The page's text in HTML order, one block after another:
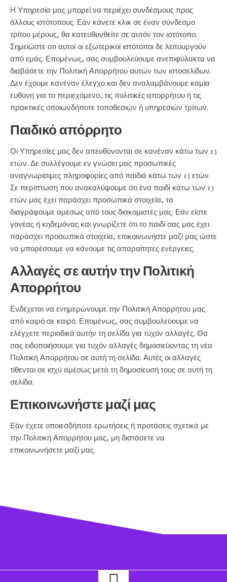
Η Υπηρεσία μας μπορεί να περιέχει συνδέσμους προς
άλλους ιστότοπους. Εάν κάνετε κλικ σε έναν σύνδεσμο
τρίτου μέρους, θα κατευθυνθείτε σε αυτόν τον ιστότοπο.
Σημειώστε ότι αυτοί οι εξωτερικοί ιστότοποι δε λειτουργούν
από εμάς. Επομένως, σας συμβουλεύουμε ανεπιφύλακτα να
διαβάσετε την Πολιτική Απορρήτου αυτών των ιστοσελίδων.
Δεν έχουμε κανέναν έλεγχο και δεν αναλαμβάνουμε καμία
ευθύνη για το περιεχόμενο, τις πολιτικές απορρήτου ή τις
πρακτικές οποιωνδήποτε τοποθεσιών ή υπηρεσιών τρίτων.
Παιδικό απόρρητο
Οι Υπηρεσίες μας δεν απευθύνονται σε κανέναν κάτω των 13
ετών. Δε συλλέγουμε εν γνώσει μας προσωπικές
αναγνωρίσιμες πληροφορίες από παιδιά κάτω των 13 ετών.
Σε περίπτωση που ανακαλύψουμε ότι ένα παιδί κάτω των 13
ετών μας έχει παράσχει προσωπικά στοιχεία, τα
διαγράφουμε αμέσως από τους διακομιστές μας. Εάν είστε
γονέας ή κηδεμόνας και γνωρίζετε ότι το παιδί σας μας έχει
παράσχει προσωπικά στοιχεία, επικοινωνήστε μαζί μας ώστε
να μπορέσουμε να κάνουμε τις απαραίτητες ενέργειες.
Αλλαγές σε αυτήν την Πολιτική
Απορρήτου
Ενδέχεται να ενημερώνουμε την Πολιτική Απορρήτου μας
από καιρό σε καιρό. Επομένως, σας συμβουλεύουμε να
ελέγχετε περιοδικά αυτήν τη σελίδα για τυχόν αλλαγές. Θα
σας ειδοποιήσουμε για τυχόν αλλαγές δημοσιεύοντας τη νέα
Πολιτική Απορρήτου σε αυτή τη σελίδα. Αυτές οι αλλαγές
τίθενται σε ισχύ αμέσως μετά τη δημοσίευσή τους σε αυτή τη
σελίδα.
Επικοινωνήστε μαζί μας
Εάν έχετε οποιεσδήποτε ερωτήσεις ή προτάσεις σχετικά με
την Πολιτική Απορρήτου μας, μη διστάσετε να
επικοινωνήσετε μαζί μας.